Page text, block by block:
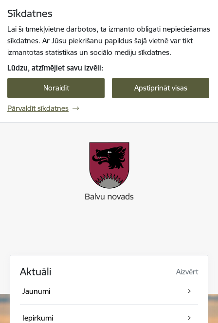
Sīkdatnes
Lai šī tīmekļvietne darbotos, tā izmanto obligāti nepieciešamās
sīkdatnes. Ar Jūsu piekrišanu papildus šajā vietnē var tikt
izmantotas statistikas un sociālo mediju sīkdatnes.
Lūdzu, atzīmējiet savu izvēli:
Noraidīt Apstiprināt visas
Pārvaldīt sīkdatnes
Aktuāli Aizvērt
Jaunumi
Iepirkumi